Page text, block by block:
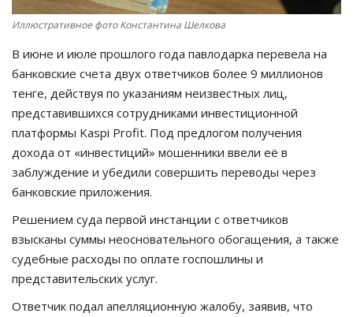
OFFICIAL
Курултай
Язык
Қазақша Русский
Иллюстративное фото Константина Шелкова
В июне и июле прошлого года павлодарка перевела на
банковские счета двух ответчиков более 9 миллионов
тенге, действуя по указаниям неизвестных лиц,
представившихся сотрудниками инвестиционной
платформы Kaspi Profit. Под предлогом получения
дохода от «инвестиций» мошенники ввели её в
заблуждение и убедили совершить переводы через
банковские приложения.
Решением суда первой инстанции с ответчиков
взысканы суммы неосновательного обогащения, а также
судебные расходы по оплате госпошлины и
представительских услуг.
Ответчик подал апелляционную жалобу, заявив, что